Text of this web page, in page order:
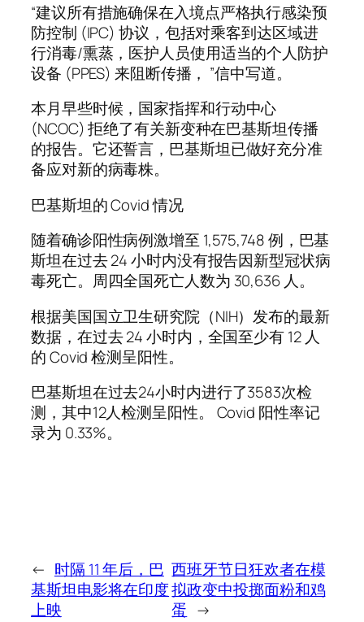
“建议所有措施确保在入境点严格执行感染预
防控制 (IPC) 协议，包括对乘客到达区域进
行消毒/熏蒸，医护人员使用适当的个人防护
设备 (PPES) 来阻断传播， ”信中写道。
本月早些时候，国家指挥和行动中心
(NCOC) 拒绝了有关新变种在巴基斯坦传播
的报告。它还誓言，巴基斯坦已做好充分准
备应对新的病毒株。
巴基斯坦的 Covid 情况
随着确诊阳性病例激增至 1,575,748 例，巴基
斯坦在过去 24 小时内没有报告因新型冠状病
毒死亡。周四全国死亡人数为 30,636 人。
根据美国国立卫生研究院（NIH）发布的最新
数据，在过去 24 小时内，全国至少有 12 人
的 Covid 检测呈阳性。
巴基斯坦在过去24小时内进行了3583次检
测，其中12人检测呈阳性。 Covid 阳性率记
录为 0.33%。
← 时隔 11 年后，巴
基斯坦电影将在印度
上映
西班牙节日狂欢者在模
拟政变中投掷面粉和鸡
蛋 →